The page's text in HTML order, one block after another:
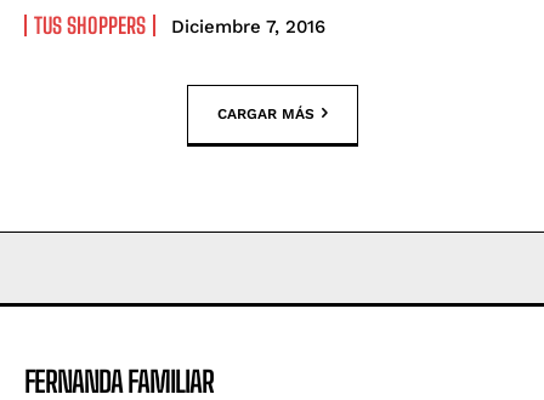
TUS SHOPPERS Diciembre 7, 2016
CARGAR MÁS
FERNANDA FAMILIAR